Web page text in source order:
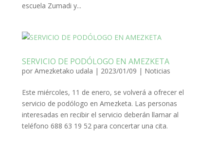
escuela Zumadi y...
SERVICIO DE PODÓLOGO EN AMEZKETA
por Amezketako udala | 2023/01/09 | Noticias
Este miércoles, 11 de enero, se volverá a ofrecer el
servicio de podólogo en Amezketa. Las personas
interesadas en recibir el servicio deberán llamar al
teléfono 688 63 19 52 para concertar una cita.